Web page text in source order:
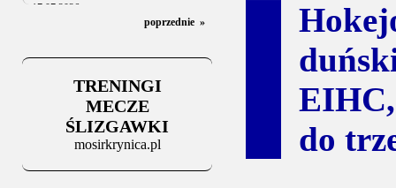
17.07.2026
U20: z kraju i z zagranicy
Za trzy tygodnie na lód
06.07.2025
Stowarzyszenie po Walnym
poprzednie »
TRENINGI
MECZE
ŚLIZGAWKI
mosirkrynica.pl
do